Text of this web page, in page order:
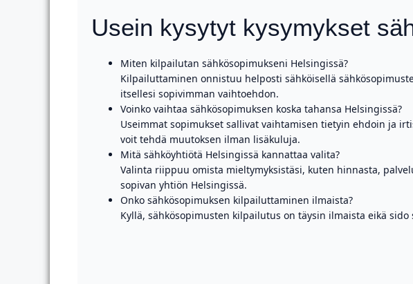
Usein kysytyt kysymykset
Miten kilpailutan sähkösopimukseni Helsingissä?
Kilpailuttaminen onnistuu helposti sähköisellä
itsellesi sopivimman vaihtoehdon.
Voinko vaihtaa sähkösopimuksen koska tahansa Helsingissä?
Useimmat sopimukset sallivat vaihtamisen tietyin ehdoin ja
voit tehdä muutoksen ilman lisäkuluja.
Mitä sähköyhtiötä Helsingissä kannattaa valita?
Valinta riippuu omista mieltymyksistäsi, kuten hinnasta,
sopivan yhtiön Helsingissä.
Onko sähkösopimuksen kilpailuttaminen ilmaista?
Kyllä, sähkösopimusten kilpailutus on täysin ilmaista eikä